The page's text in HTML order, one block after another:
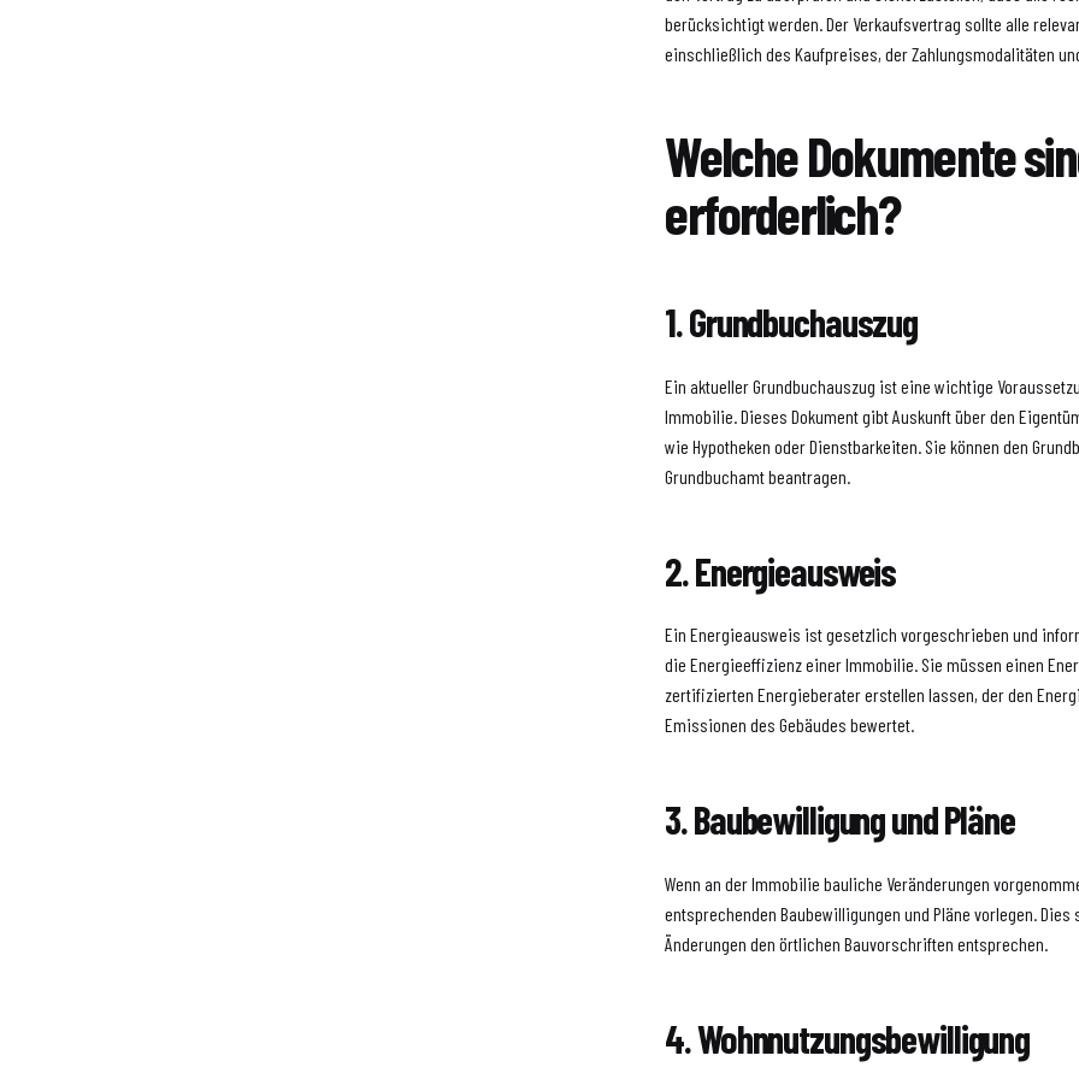
berücksichtigt werden. Der Verkaufsvertrag sollte alle
einschließlich des Kaufpreises, der Zahlungsmodalitäten
Welche Dokumente
erforderlich?
1. Grundbuchauszug
Ein aktueller Grundbuchauszug ist eine wichtige
Immobilie. Dieses Dokument gibt Auskunft über den
wie Hypotheken oder Dienstbarkeiten. Sie können den
Grundbuchamt beantragen.
2. Energieausweis
Ein Energieausweis ist gesetzlich vorgeschrieben und
die Energieeffizienz einer Immobilie. Sie müssen einen
zertifizierten Energieberater erstellen lassen, der den
Emissionen des Gebäudes bewertet.
3. Baubewilligung und Pläne
Wenn an der Immobilie bauliche Veränderungen
entsprechenden Baubewilligungen und Pläne vorlegen. Dies
Änderungen den örtlichen Bauvorschriften entsprechen.
4. Wohnnutzungsbewilligung